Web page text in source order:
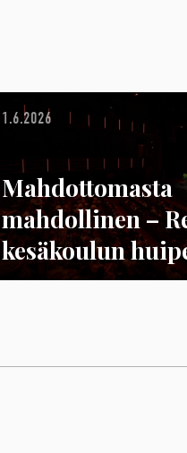
1.6.2026
Mahdottomasta
mahdollinen –
kesäkoulun